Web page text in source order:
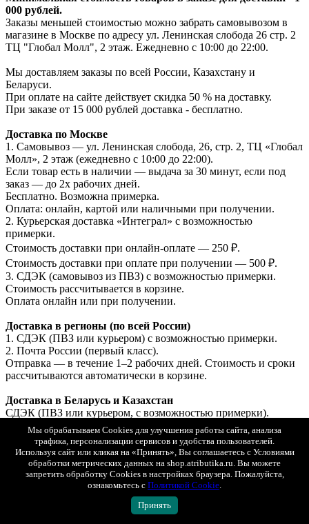
000 рублей.
Заказы меньшей стоимостью можно забрать самовывозом в
магазине в Москве по адресу ул. Ленинская слобода 26 стр. 2
ТЦ "Глобал Молл", 2 этаж. Ежедневно с 10:00 до 22:00.
Мы доставляем заказы по всей России, Казахстану и
Беларуси.
При оплате на сайте действует скидка 50 % на доставку.
При заказе от 15 000 рублей доставка - бесплатно.
Доставка по Москве
1. Самовывоз — ул. Ленинская слобода, 26, стр. 2, ТЦ «Глобал
Молл», 2 этаж (ежедневно с 10:00 до 22:00).
Если товар есть в наличии — выдача за 30 минут, если под
заказ — до 2х рабочих дней.
Бесплатно. Возможна примерка.
Оплата: онлайн, картой или наличными при получении.
2. Курьерская доставка «Интеграл» с возможностью
примерки.
Стоимость доставки при онлайн-оплате — 250 ₽.
Стоимость доставки при оплате при получении — 500 ₽.
3. СДЭК (самовывоз из ПВЗ) с возможностью примерки.
Стоимость рассчитывается в корзине.
Оплата онлайн или при получении.
Доставка в регионы (по всей России)
1. СДЭК (ПВЗ или курьером) с возможностью примерки.
2. Почта России (первый класс).
Отправка — в течение 1–2 рабочих дней. Стоимость и сроки
рассчитываются автоматически в корзине.
Доставка в Беларусь и Казахстан
СДЭК (ПВЗ или курьером, с возможностью примерки).
Оплата только онлайн (банковской картой РФ).
Отправка — в течение 1–2 рабочих дней.
Подробные условия доставки
Показать полностью
Все товары Динамо Москва
Мы обрабатываем Cookies для улучшения работы сайта, анализа
трафика, персонализации сервисов и удобства пользователей.
Используя сайт или кликая на «Принять», Вы соглашаетесь с Условиями
обработки метрических данных на shop.atributika.ru. Вы можете
запретить обработку Cookies в настройках браузера. Пожалуйста,
ознакомьтесь с Политикой Cookie.
Принять